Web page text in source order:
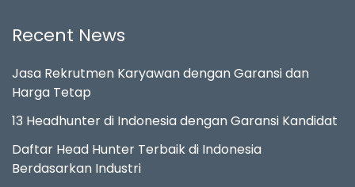
Recent News
Jasa Rekrutmen Karyawan dengan Garansi dan
Harga Tetap
13 Headhunter di Indonesia dengan Garansi Kandidat
Daftar Head Hunter Terbaik di Indonesia
Berdasarkan Industri